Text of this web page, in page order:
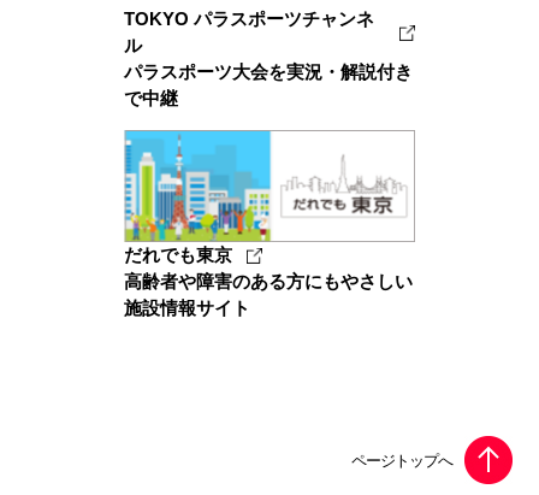
TOKYO パラスポーツチャンネ
ル
パラスポーツ大会を実況・解説付き
で中継
だれでも東京
高齢者や障害のある方にもやさしい
施設情報サイト